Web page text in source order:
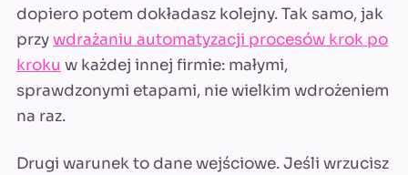
dopiero potem dokładasz kolejny. Tak samo, jak
przywdrażaniu automatyzacji procesów krok po
kroku w każdej innej firmie: małymi,
sprawdzonymi etapami, nie wielkim wdrożeniem
na raz.
Drugi warunek to dane wejściowe. Jeśli wrzucisz